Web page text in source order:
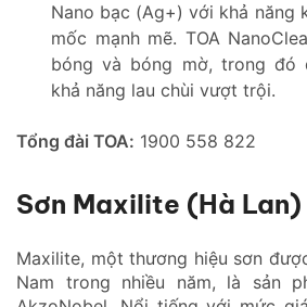
Nano bạc (Ag+) với khả năng
mốc mạnh mẽ. TOA
bóng và bóng mờ, trong đó
khả năng lau chùi vượt trội.
Tổng đài TOA: 1900 558 822
Sơn Maxilite (Hà Lan)
Maxilite, một thương hiệu sơn
Nam trong nhiều năm, là sản